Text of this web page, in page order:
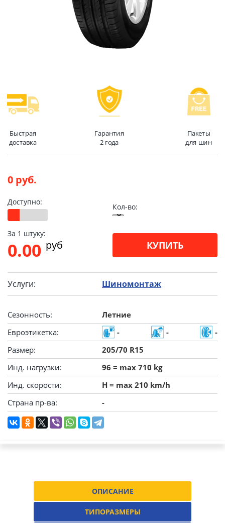
Быстрая
доставка
Гарантия
2 года
Пакеты
для шин
0 руб.
Доступно:
Кол-во:
За 1 штуку:
0.00 pуб КУПИТЬ
Услуги: Шиномонтаж
Сезонность:
Летние
Евроэтикетка:
- -
-
Размер:
205/70 R15
Инд. нагрузки:
96 = max 710 kg
Инд. скорости:
H = max 210 km/h
Страна пр-ва:
-
ОПИСАНИЕ
ТИПОРАЗМЕРЫ